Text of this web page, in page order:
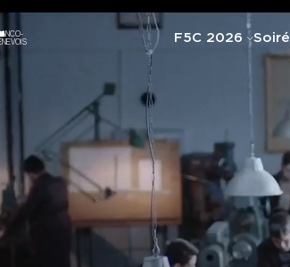
F5C 2026
Programme
Horaires des
Séances
Invité•e•s 2026
Prix et jurys
Billetterie